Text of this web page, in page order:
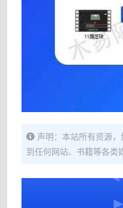
声明：本站所有资源
到任何网站、书籍等各类